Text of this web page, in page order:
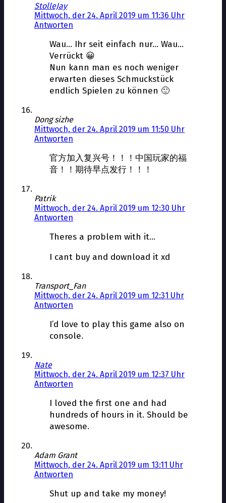
StolleJay
Mittwoch, der 24. April 2019 um 11:36 Uhr
Antworten
Wau… Ihr seit einfach nur… Wau…
Verrückt 😀
Nun kann man es noch weniger
erwarten dieses Schmuckstück
endlich Spielen zu können 🙂
Dong sizhe
Mittwoch, der 24. April 2019 um 11:50 Uhr
Antworten
官方加入复兴号！！！中国玩家的福
音！！期待早点发行！！！
Patrik
Mittwoch, der 24. April 2019 um 12:30 Uhr
Antworten
Theres a problem with it…
I cant buy and download it xd
Transport_Fan
Mittwoch, der 24. April 2019 um 12:31 Uhr
Antworten
I’d love to play this game also on
console.
Nate
Mittwoch, der 24. April 2019 um 12:37 Uhr
Antworten
I loved the first one and had
hundreds of hours in it. Should be
awesome.
Adam Grant
Mittwoch, der 24. April 2019 um 13:11 Uhr
Antworten
Shut up and take my money!